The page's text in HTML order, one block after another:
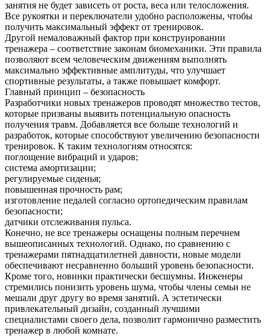
занятия не будет зависеть от роста, веса или телосложения.
Все рукоятки и переключатели удобно расположены, чтобы
получить максимальный эффект от тренировок.
Другой немаловажный фактор при конструировании
тренажера – соответствие законам биомеханики. Эти правила
позволяют всем человеческим движениям выполнять
максимально эффективные амплитуды, что улучшает
спортивные результаты, а также повышает комфорт.
Главный принцип – безопасность
Разработчики новых тренажеров проводят множество тестов,
которые призваны выявить потенциальную опасность
получения травм. Добавляется все больше технологий и
разработок, которые способствуют увеличению безопасности
тренировок. К таким технологиям относятся:
поглощение вибраций и ударов;
система амортизации;
регулируемые сиденья;
повышенная прочность рам;
изготовление педалей согласно ортопедическим правилам
безопасности;
датчики отслеживания пульса.
Конечно, не все тренажеры оснащены полным перечнем
вышеописанных технологий. Однако, по сравнению с
тренажерами пятнадцатилетней давности, новые модели
обеспечивают несравненно больший уровень безопасности.
Кроме того, новинки практически бесшумны. Инженеры
стремились понизить уровень шума, чтобы члены семьи не
мешали друг другу во время занятий. А эстетически
привлекательный дизайн, созданный лучшими
специалистами своего дела, позволит гармонично разместить
тренажер в любой комнате.